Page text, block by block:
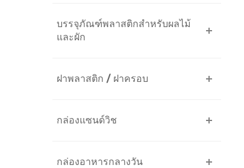
บรรจุภัณฑ์พลาสติกสำหรับผลไม้
และผัก
ฝาพลาสติก / ฝาครอบ
กล่องแซนด์วิช
กล่องอาหารกลางวัน